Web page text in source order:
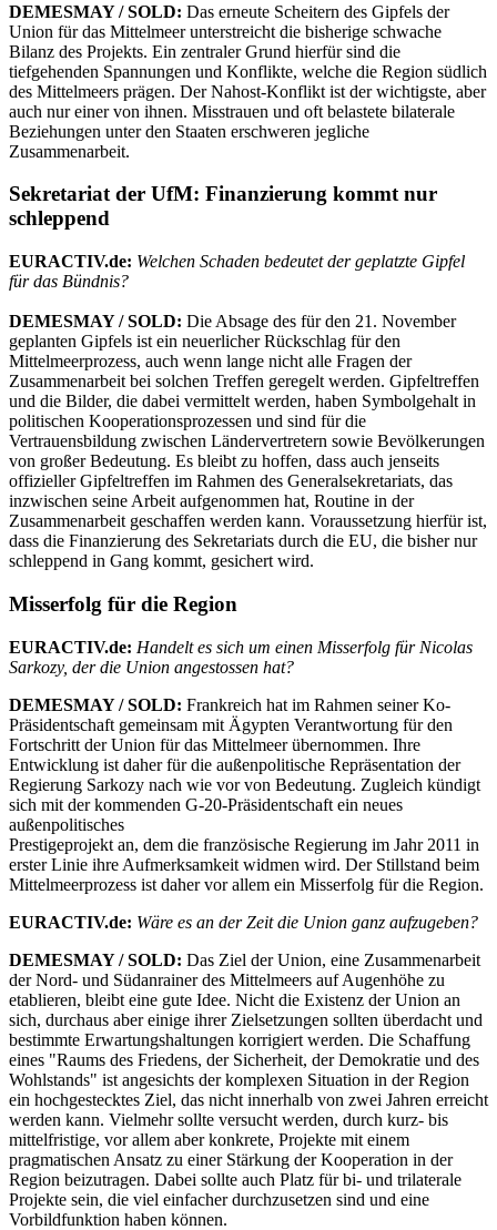
DEMESMAY / SOLD: Das erneute Scheitern des Gipfels der
Union für das Mittelmeer unterstreicht die bisherige schwache
Bilanz des Projekts. Ein zentraler Grund hierfür sind die
tiefgehenden Spannungen und Konflikte, welche die Region südlich
des Mittelmeers prägen. Der Nahost-Konflikt ist der wichtigste, aber
auch nur einer von ihnen. Misstrauen und oft belastete bilaterale
Beziehungen unter den Staaten erschweren jegliche
Zusammenarbeit.
Sekretariat der UfM: Finanzierung kommt nur
schleppend
EURACTIV.de: Welchen Schaden bedeutet der geplatzte Gipfel
für das Bündnis?
DEMESMAY / SOLD: Die Absage des für den 21. November
geplanten Gipfels ist ein neuerlicher Rückschlag für den
Mittelmeerprozess, auch wenn lange nicht alle Fragen der
Zusammenarbeit bei solchen Treffen geregelt werden. Gipfeltreffen
und die Bilder, die dabei vermittelt werden, haben Symbolgehalt in
politischen Kooperationsprozessen und sind für die
Vertrauensbildung zwischen Ländervertretern sowie Bevölkerungen
von großer Bedeutung. Es bleibt zu hoffen, dass auch jenseits
offizieller Gipfeltreffen im Rahmen des Generalsekretariats, das
inzwischen seine Arbeit aufgenommen hat, Routine in der
Zusammenarbeit geschaffen werden kann. Voraussetzung hierfür ist,
dass die Finanzierung des Sekretariats durch die EU, die bisher nur
schleppend in Gang kommt, gesichert wird.
Misserfolg für die Region
EURACTIV.de: Handelt es sich um einen Misserfolg für Nicolas
Sarkozy, der die Union angestossen hat?
DEMESMAY / SOLD: Frankreich hat im Rahmen seiner Ko-
Präsidentschaft gemeinsam mit Ägypten Verantwortung für den
Fortschritt der Union für das Mittelmeer übernommen. Ihre
Entwicklung ist daher für die außenpolitische Repräsentation der
Regierung Sarkozy nach wie vor von Bedeutung. Zugleich kündigt
sich mit der kommenden G-20-Präsidentschaft ein neues
außenpolitisches
Prestigeprojekt an, dem die französische Regierung im Jahr 2011 in
erster Linie ihre Aufmerksamkeit widmen wird. Der Stillstand beim
Mittelmeerprozess ist daher vor allem ein Misserfolg für die Region.
EURACTIV.de: Wäre es an der Zeit die Union ganz aufzugeben?
DEMESMAY / SOLD: Das Ziel der Union, eine Zusammenarbeit
der Nord- und Südanrainer des Mittelmeers auf Augenhöhe zu
etablieren, bleibt eine gute Idee. Nicht die Existenz der Union an
sich, durchaus aber einige ihrer Zielsetzungen sollten überdacht und
bestimmte Erwartungshaltungen korrigiert werden. Die Schaffung
eines "Raums des Friedens, der Sicherheit, der Demokratie und des
Wohlstands" ist angesichts der komplexen Situation in der Region
ein hochgestecktes Ziel, das nicht innerhalb von zwei Jahren erreicht
werden kann. Vielmehr sollte versucht werden, durch kurz- bis
mittelfristige, vor allem aber konkrete, Projekte mit einem
pragmatischen Ansatz zu einer Stärkung der Kooperation in der
Region beizutragen. Dabei sollte auch Platz für bi- und trilaterale
Projekte sein, die viel einfacher durchzusetzen sind und eine
Vorbildfunktion haben können.